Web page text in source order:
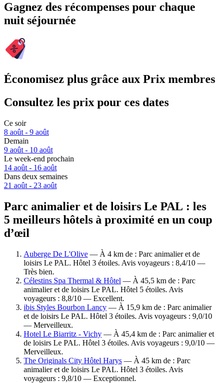
Gagnez des récompenses pour chaque
nuit séjournée
Économisez plus grâce aux Prix membres
Consultez les prix pour ces dates
Ce soir
8 août - 9 août
Demain
9 août - 10 août
Le week-end prochain
14 août - 16 août
Dans deux semaines
21 août - 23 août
Parc animalier et de loisirs Le PAL : les
5 meilleurs hôtels à proximité en un coup
d’œil
Auberge De L'Olive — À 4 km de : Parc animalier et de
loisirs Le PAL. Hôtel 3 étoiles. Avis voyageurs : 8,4/10 —
Très bien.
Célestins Spa Thermal & Hôtel — À 45,5 km de : Parc
animalier et de loisirs Le PAL. Hôtel 5 étoiles. Avis
voyageurs : 8,8/10 — Excellent.
ibis Styles Bourbon Lancy — À 15,9 km de : Parc animalier
et de loisirs Le PAL. Hôtel 3 étoiles. Avis voyageurs : 9,0/10
— Merveilleux.
Hotel Le Biarritz - Vichy — À 45,4 km de : Parc animalier et
de loisirs Le PAL. Hôtel 3 étoiles. Avis voyageurs : 9,0/10 —
Merveilleux.
The Originals City Hôtel Harys — À 45 km de : Parc
animalier et de loisirs Le PAL. Hôtel 3 étoiles. Avis
voyageurs : 9,8/10 — Exceptionnel.